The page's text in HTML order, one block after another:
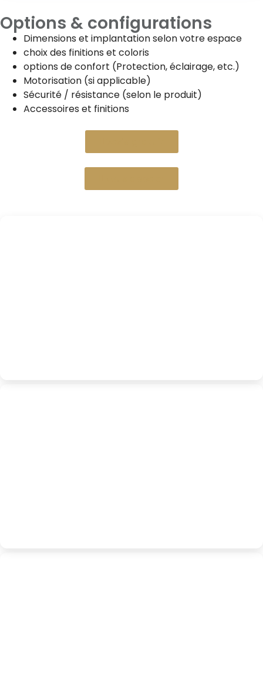
Options & configurations
Dimensions et implantation selon votre espace
choix des finitions et coloris
options de confort (Protection, éclairage, etc.)
Motorisation (si applicable)
Sécurité / résistance (selon le produit)
Accessoires et finitions